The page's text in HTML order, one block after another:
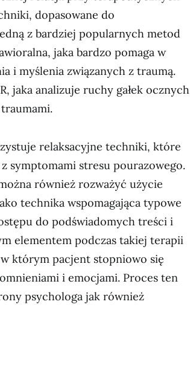
dopasowane do
z bardziej popularnych metod
jaka bardzo pomaga w
i myślenia związanych z traumą.
jaka analizuje ruchy gałek ocznych
relaksacyjne techniki, które
symptomami stresu pourazowego.
również rozważyć użycie
technika wspomagająca typowe
do podświadomych treści i
elementem podczas takiej terapii
którym pacjent stopniowo się
i emocjami. Proces ten
psychologa jak również